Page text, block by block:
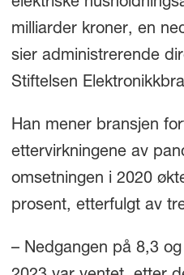
elektriske
milliarder kroner, en
sier administrerende
Stiftelsen
Han mener bransjen
ettervirkningene av
omsetningen i 2020
prosent, etterfulgt av
– Nedgangen på 8,3